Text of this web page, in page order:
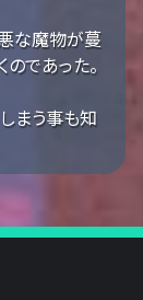
な魔物が蔓
であった。
まう事も知